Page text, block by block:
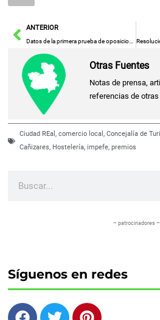
AntANTERIOR
Datos de la primera prueba de oposiciones de maestros en CLM 2026: presentados, aprobados y ratio por plaza
Otras Fuentes
Notas de prensa,
referencias de
Ciudad REal,comercio local,Concejalía de
Cañizares, Hostelería,impefe,premios
– patrocinadores –
Síguenos en redes
F
T
P